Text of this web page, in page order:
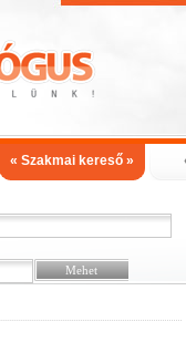
« Szakmai kereső »